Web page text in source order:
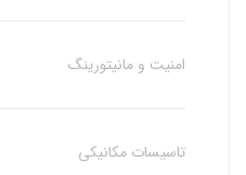
امنیت و مانیتورینگ
تاسیسات مکانیکی